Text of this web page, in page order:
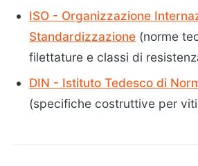
ISO - Organizzazione
Standardizzazione (norme
filettature e classi di
DIN - Istituto Tedesco di
(specifiche costruttive per